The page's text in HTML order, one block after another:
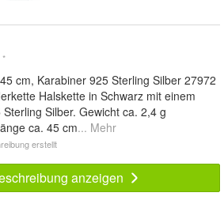
*
cm, Karabiner 925 Sterling Silber 27972
Halskette in Schwarz mit einem
Silber. Gewicht ca. 2,4 g
ca. 45 cm... Mehr
erstellt
anzeigen